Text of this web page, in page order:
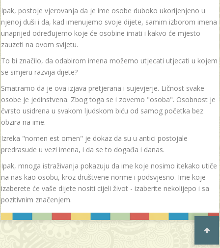
Ipak, postoje vjerovanja da je ime osobe duboko ukorijenjeno u
njenoj duši i da, kad imenujemo svoje dijete, samim izborom imena
unaprijed određujemo koje će osobine imati i kakvo će mjesto
zauzeti na ovom svijetu.
To bi značilo, da odabirom imena možemo utjecati utjecati u kojem
se smjeru razvija dijete?
Smatramo da je ova izjava pretjerana i sujevjerje. Ličnost svake
osobe je jedinstvena. Zbog toga se i zovemo "osoba". Osobnost je
čvrsto usidrena u svakom ljudskom biću od samog početka bez
obzira na ime.
Izreka "nomen est omen" je dokaz da su u antici postojale
predrasude u vezi imena, i da se to događa i danas.
Ipak, mnoga istraživanja pokazuju da ime koje nosimo itekako utiče
na nas kao osobu, kroz društvene norme i podsvjesno. Ime koje
izaberete će vaše dijete nositi cijeli život - izaberite nekolijepo i sa
pozitivnim značenjem.